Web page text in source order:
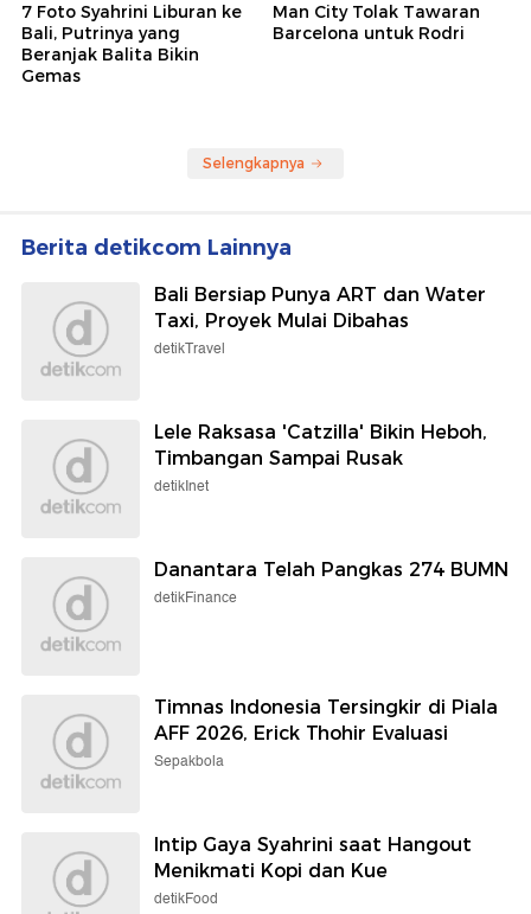
7 Foto Syahrini Liburan ke
Bali, Putrinya yang
Beranjak Balita Bikin
Gemas
Man City Tolak Tawaran
Barcelona untuk Rodri
Selengkapnya
Berita detikcom Lainnya
Bali Bersiap Punya ART dan Water
Taxi, Proyek Mulai Dibahas
detikTravel
Lele Raksasa 'Catzilla' Bikin Heboh,
Timbangan Sampai Rusak
detikInet
Danantara Telah Pangkas 274 BUMN
detikFinance
Timnas Indonesia Tersingkir di Piala
AFF 2026, Erick Thohir Evaluasi
Sepakbola
Intip Gaya Syahrini saat Hangout
Menikmati Kopi dan Kue
detikFood